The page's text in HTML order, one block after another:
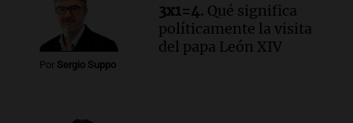
Por Sergio Suppo
3x1=4. Qué significa
políticamente la visita
del papa León XIV